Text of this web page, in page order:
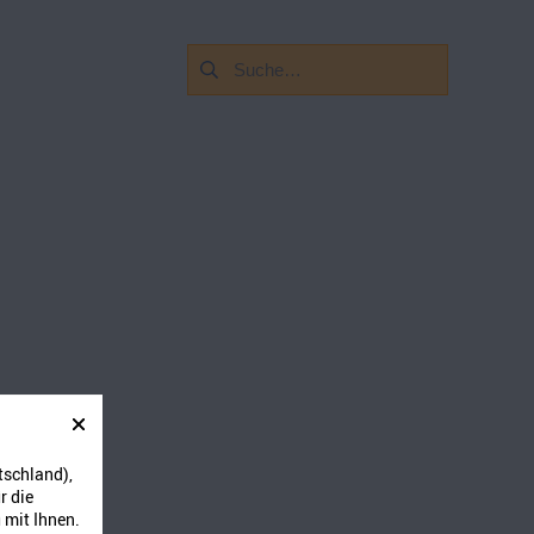
Docht in
mit
Suchen
nach:
die
mit Ihnen.